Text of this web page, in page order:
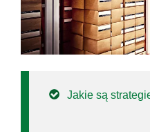
Jakie są